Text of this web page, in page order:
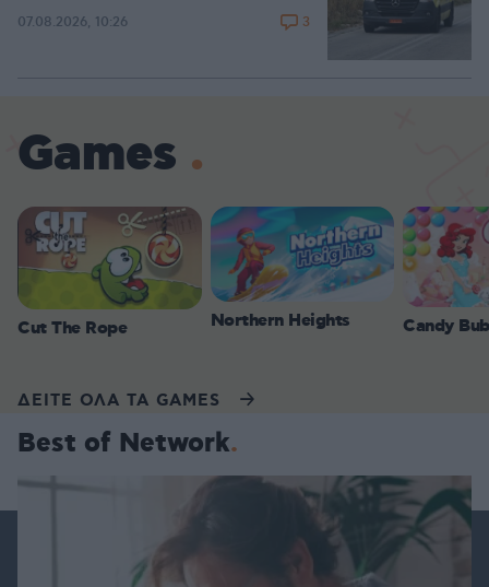
07.08.2026, 10:26 3
Games
Cut The Rope Northern Heights Candy
ΔΕΙΤΕ ΟΛΑ ΤΑ GAMES
Best of Network